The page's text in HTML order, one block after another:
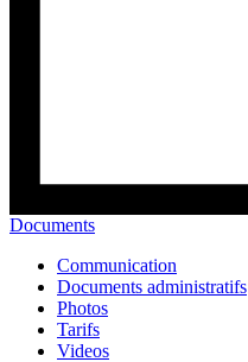
Documents
Communication
Documents administratifs
Photos
Tarifs
Videos